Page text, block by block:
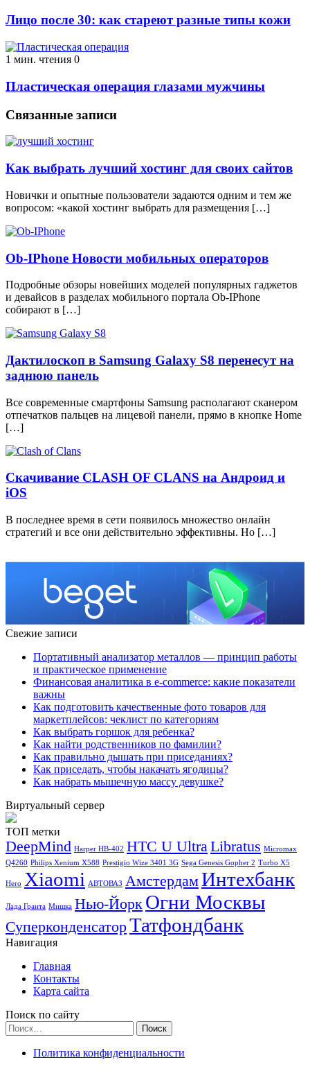
Лицо после 30: как стареют разные типы кожи
1 мин. чтения 0
Пластическая операция глазами мужчины
Связанные записи
Как выбрать лучший хостинг для своих сайтов
Новички и опытные пользователи задаются одним и тем же
вопросом: «какой хостинг выбрать для размещения […]
Ob-IPhone Новости мобильных операторов
Подробные обзоры новейших моделей популярных гаджетов
и девайсов в разделах мобильного портала Ob-IPhone
собирают в […]
Дактилоскоп в Samsung Galaxy S8 перенесут на
заднюю панель
Все современные смартфоны Samsung располагают сканером
отпечатков пальцев на лицевой панели, прямо в кнопке Home
[…]
Скачивание CLASH OF CLANS на Андроид и
iOS
В последнее время в сети появилось множество онлайн
стратегий и все они действительно эффективны. Но […]
Свежие записи
Портативный анализатор металлов — принцип работы
и практическое применение
Финансовая аналитика в e-commerce: какие показатели
важны
Как подготовить качественные фото товаров для
маркетплейсов: чеклист по категориям
Как выбрать горшок для ребенка?
Как найти родственников по фамилии?
Как правильно дышать при приседаниях?
Как приседать, чтобы накачать ягодицы?
Как набрать мышечную массу девушке?
Виртуальный сервер
ТОП метки
DeepMind Harper HB-402 HTC U UltraLibratus Micromax
Q4260 Philips Xenium X588 Prestigio Wize 3401 3G Sega Genesis Gopher 2 Turbo X5
Hero Xiaomi АВТОВАЗ АмстердамИнтехбанк
Лада Гранта Мишка Нью-Йорк Огни Москвы
СуперконденсаторТатфондбанк
Навигация
Главная
Контакты
Карта сайта
Поиск по сайту
Найти:
Политика конфиденциальности